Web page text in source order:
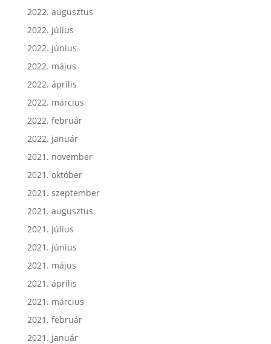
2022. augusztus
2022. július
2022. június
2022. május
2022. április
2022. március
2022. február
2022. január
2021. november
2021. október
2021. szeptember
2021. augusztus
2021. július
2021. június
2021. május
2021. április
2021. március
2021. február
2021. január